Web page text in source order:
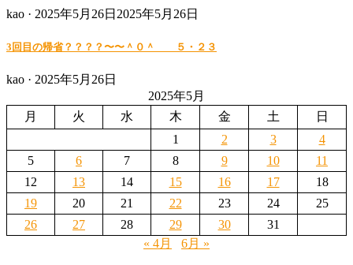
kao · Posted
2025年5月26日 2025年5月26日
3回目の帰省？？？？〜〜＾０＾ ５・２３
kao · Posted
2025年5月26日
2025年5月
月
火 水 木 金 土
日
1
2 3
4
5
6 7 8 9 10
11
12
13 14 15 16 17
18
19
20 21 22 23 24
25
26
27 28 29 30
31
« 4月
6月 »